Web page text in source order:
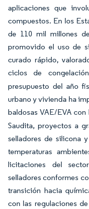
aplicaciones que
compuestos. En los
de 110 mil millones
promovido el uso de
curado rápido,
ciclos de
presupuesto del año
urbano y vivienda ha
baldosas VAE/EVA
Saudita, proyectos a
selladores de silicona
temperaturas
licitaciones del
selladores conformes
transición hacia
con las regulaciones